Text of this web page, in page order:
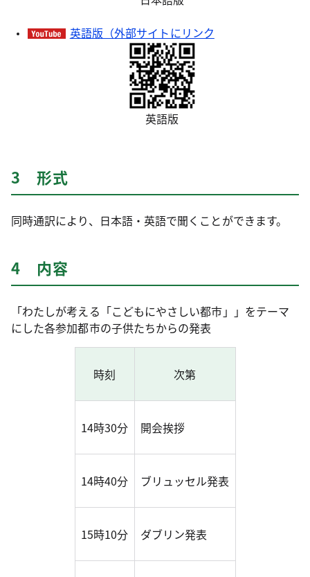
英語版（外部サイトにリンク
英語版
3 形式
同時通訳により、日本語・英語で聞くことができます。
4 内容
「わたしが考える「こどもにやさしい都市」」をテーマ
にした各参加都市の子供たちからの発表
時刻 次第
14時30分 開会挨拶
14時40分 ブリュッセル発表
15時10分 ダブリン発表